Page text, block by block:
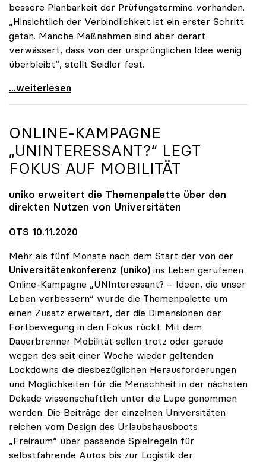
bessere Planbarkeit der Prüfungstermine vorhanden.
„Hinsichtlich der Verbindlichkeit ist ein erster Schritt
getan. Manche Maßnahmen sind aber derart
verwässert, dass von der ursprünglichen Idee wenig
überbleibt“, stellt Seidler fest.
Seidler zu Studienrecht: Erste Schritte sind getan
...weiterlesen
ONLINE-KAMPAGNE
„UNINTERESSANT?“ LEGT
FOKUS AUF MOBILITÄT
uniko erweitert die Themenpalette über den
direkten Nutzen von Universitäten
OTS 10.11.2020
Mehr als fünf Monate nach dem Start der von der
Universitätenkonferenz (uniko) ins Leben gerufenen
Online-Kampagne „UNInteressant? – Ideen, die unser
Leben verbessern“ wurde die Themenpalette um
einen Zusatz erweitert, der die Dimensionen der
Fortbewegung in den Fokus rückt: Mit dem
Dauerbrenner Mobilität sollen trotz oder gerade
wegen des seit einer Woche wieder geltenden
Lockdowns die diesbezüglichen Herausforderungen
und Möglichkeiten für die Menschheit in der nächsten
Dekade wissenschaftlich unter die Lupe genommen
werden. Die Beiträge der einzelnen Universitäten
reichen vom Design des Urlaubshausboots
„Freiraum“ über passende Spielregeln für
selbstfahrende Autos bis zur Logistik der